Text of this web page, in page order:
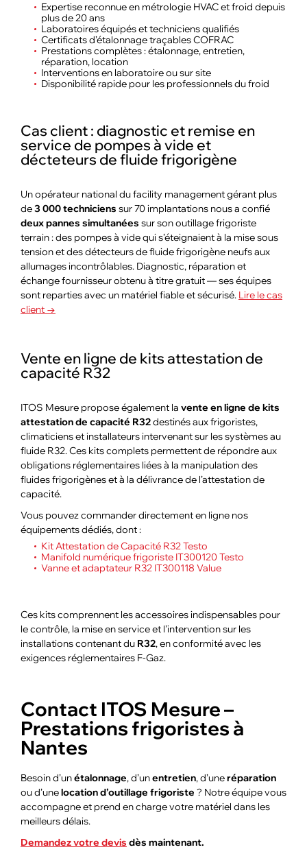
Expertise reconnue en métrologie HVAC et froid depuis
plus de 20 ans
Laboratoires équipés et techniciens qualifiés
Certificats d’étalonnage traçables COFRAC
Prestations complètes : étalonnage, entretien,
réparation, location
Interventions en laboratoire ou sur site
Disponibilité rapide pour les professionnels du froid
Cas client : diagnostic et remise en
service de pompes à vide et
décteteurs de fluide frigorigène
Un opérateur national du facility management gérant plus
de3 000 techniciens sur 70 implantations nous a confié
deux pannes simultanées sur son outillage frigoriste
terrain : des pompes à vide qui s’éteignaient à la mise sous
tension et des détecteurs de fluide frigorigène neufs aux
allumages incontrôlables. Diagnostic, réparation et
échange fournisseur obtenu à titre gratuit — ses équipes
sont reparties avec un matériel fiable et sécurisé. Lire le cas
client →
Vente en ligne de kits attestation de
capacité R32
ITOS Mesure propose également la vente en ligne de kits
attestation de capacité R32destinés aux frigoristes,
climaticiens et installateurs intervenant sur les systèmes au
fluide R32. Ces kits complets permettent de répondre aux
obligations réglementaires liées à la manipulation des
fluides frigorigènes et à la délivrance de l’attestation de
capacité.
Vous pouvez commander directement en ligne nos
équipements dédiés, dont :
Kit Attestation de Capacité R32 Testo
Manifold numérique frigoriste IT300120 Testo
Vanne et adaptateur R32 IT300118 Value
Ces kits comprennent les accessoires indispensables pour
le contrôle, la mise en service et l’intervention sur les
installations contenant du R32, en conformité avec les
exigences réglementaires F-Gaz.
Contact ITOS Mesure –
Prestations frigoristes à
Nantes
Besoin d’unétalonnage, d’unentretien, d’uneréparation
ou d’unelocation d’outillage frigoriste ? Notre équipe vous
accompagne et prend en charge votre matériel dans les
meilleurs délais.
Demandez votre devis dès maintenant.